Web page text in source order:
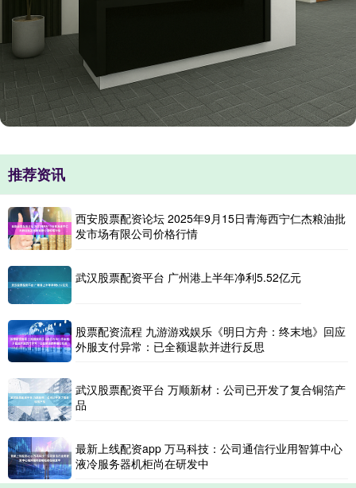
推荐资讯
西安股票配资论坛 2025年9月15日青海西宁仁杰粮油批
发市场有限公司价格行情
武汉股票配资平台 广州港上半年净利5.52亿元
股票配资流程 九游游戏娱乐《明日方舟：终末地》回应
外服支付异常：已全额退款并进行反思
武汉股票配资平台 万顺新材：公司已开发了复合铜箔产
品
最新上线配资app 万马科技：公司通信行业用智算中心
液冷服务器机柜尚在研发中